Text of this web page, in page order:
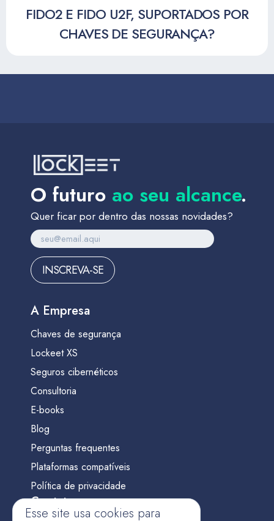
FIDO2 E FIDO U2F, SUPORTADOS POR
CHAVES DE SEGURANÇA?
O futuro ao seu alcance.
Quer ficar por dentro das nossas novidades?
INSCREVA-SE
A Empresa
Chaves de segurança
Lockeet XS
Seguros cibernéticos
Consultoria
E-books
Blog
Perguntas frequentes
Plataformas compatíveis
Política de privacidade
Contato
Esse site usa cookies para